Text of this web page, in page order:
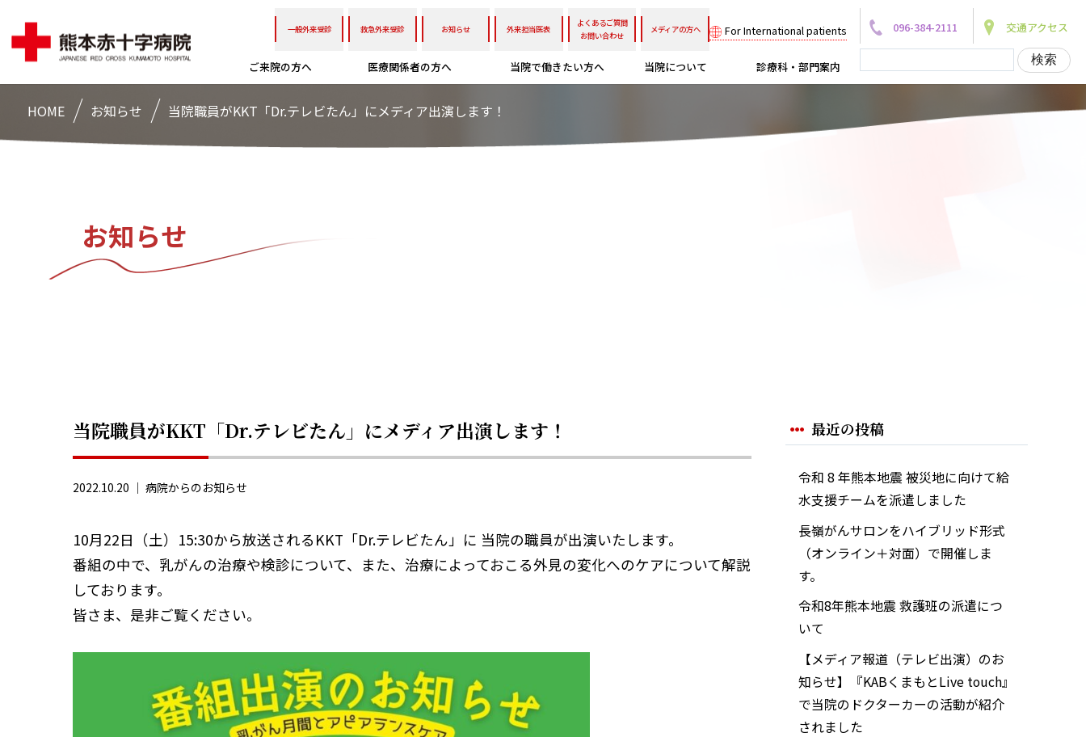
一般外来受診 救急外来受診 お知らせ 外来担当医表
よくあるご質問
お問い合わせ
メディアの方へ For International patients
ご来院の方へ 医療関係者の方へ 当院で働きたい方へ 当院について 診療科・部門案内
096-384-2111 交通アクセス
HOME お知らせ 当院職員がKKT「Dr.テレビたん」にメディア出演します！
お知らせ
当院職員がKKT「Dr.テレビたん」にメディア出演します！
2022.10.20 ｜ 病院からのお知らせ
10月22日（土）15:30から放送されるKKT「Dr.テレビたん」に 当院の職員が出演いたします。
番組の中で、乳がんの治療や検診について、また、治療によっておこる外見の変化へのケアについて解説
しております。
皆さま、是非ご覧ください。
最近の投稿
令和 8 年熊本地震 被災地に向けて給
水支援チームを派遣しました
長嶺がんサロンをハイブリッド形式
（オンライン＋対面）で開催しま
す。
令和8年熊本地震 救護班の派遣につ
いて
【メディア報道（テレビ出演）のお
知らせ】『KABくまもとLive touch』
で当院のドクターカーの活動が紹介
されました